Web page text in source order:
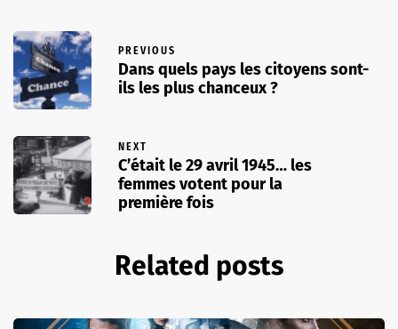
PREVIOUS
Dans quels pays les citoyens sont-
ils les plus chanceux ?
NEXT
C’était le 29 avril 1945… les
femmes votent pour la
première fois
Related posts